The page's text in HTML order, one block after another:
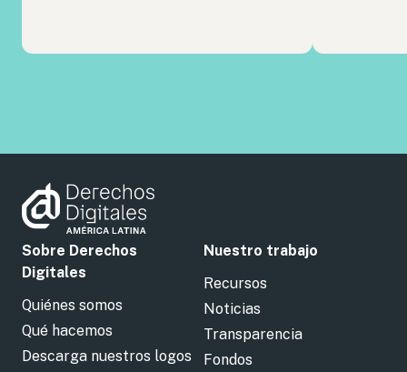
Sobre Derechos
Digitales
Quiénes somos
Qué hacemos
Descarga nuestros logos
Nuestro trabajo
Recursos
Noticias
Transparencia
Fondos